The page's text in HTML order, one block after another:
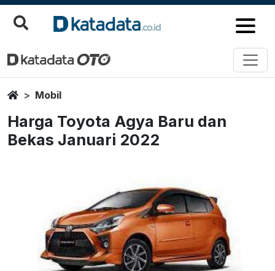
HomeMobil
Harga Toyota Agya Baru dan
Bekas Januari 2022